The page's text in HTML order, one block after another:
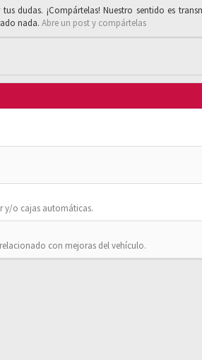
tus dudas. ¡Compártelas! Nuestro sentido es
nada. Abre un post y compártelas
y/o cajas automáticas.
con mejoras del vehículo.